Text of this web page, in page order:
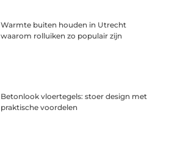
Warmte buiten houden in Utrecht
waarom rolluiken zo populair zijn
Betonlook vloertegels: stoer design met
praktische voordelen